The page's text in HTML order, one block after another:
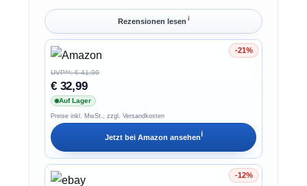
Rezensionen lesen ℹ︎
-21%
Ersparnis 21%
UVP**: € 41,99
€ 32,99
Auf Lager
Preise inkl. MwSt., zzgl. Versandkosten
Jetzt bei Amazon ansehenℹ︎
-12%
Ersparnis 12%